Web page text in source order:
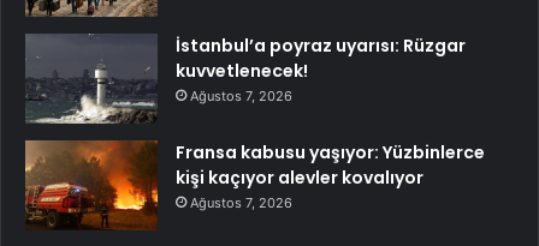
İstanbul’a poyraz uyarısı: Rüzgar
kuvvetlenecek!
Ağustos 7, 2026
Fransa kabusu yaşıyor: Yüzbinlerce
kişi kaçıyor alevler kovalıyor
Ağustos 7, 2026